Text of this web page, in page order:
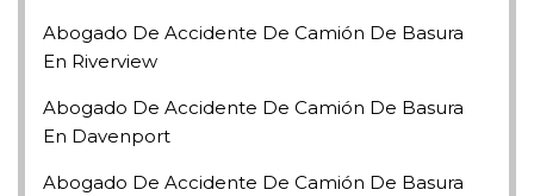
Abogado De Accidente De Camión De Basura
En Riverview
Abogado De Accidente De Camión De Basura
En Davenport
Abogado De Accidente De Camión De Basura